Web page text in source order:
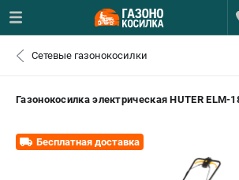
- ЗАКАЗ ЗАПЧАСТЕЙ
+7 (812) 615-80-17 - ЗАКАЗ ИЗДЕЛИЙ
0 ₽
Сетевые газонокосилки
Газонокосилка электрическая HUTER ELM-
Бесплатная доставка